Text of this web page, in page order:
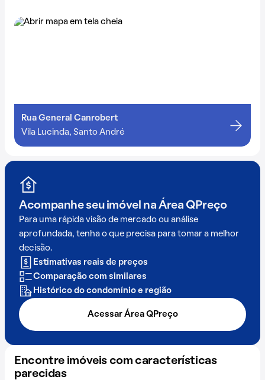
Rua General Canrobert
Vila Lucinda, Santo André
Acompanhe seu imóvel na Área QPreço
Para uma rápida visão de mercado ou análise
aprofundada, tenha o que precisa para tomar a melhor
decisão.
Estimativas reais de preços
Comparação com similares
Histórico do condomínio e região
Acessar Área QPreço
Encontre imóveis com características
parecidas